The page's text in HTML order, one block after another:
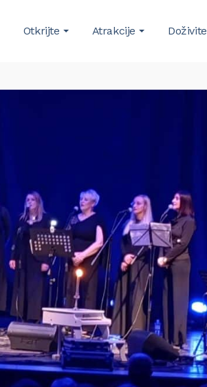
Otkrijte Atrakcije Doživite